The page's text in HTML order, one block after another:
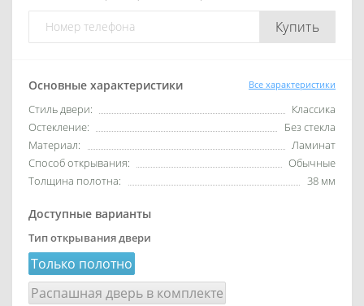
Купить
Основные характеристики Все характеристики
Стиль двери:
Классика
Остекление:
Без стекла
Материал:
Ламинат
Способ открывания:
Обычные
Толщина полотна:
38 мм
Доступные варианты
Тип открывания двери
Только полотно
Распашная дверь в комплекте